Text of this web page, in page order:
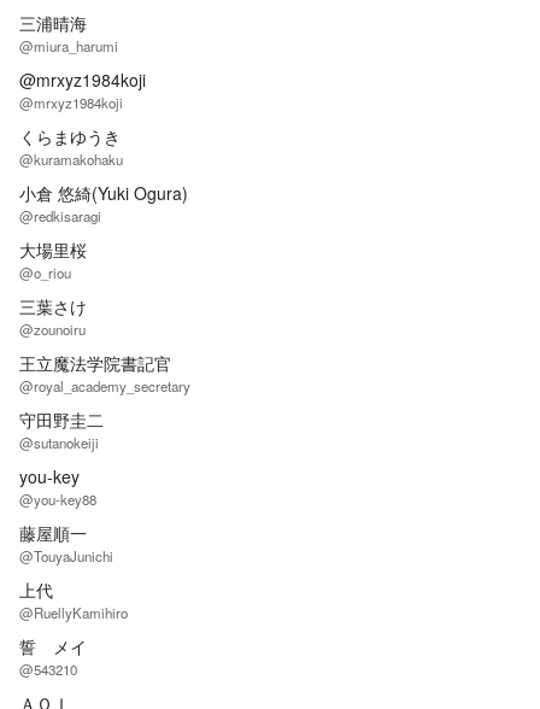
三浦晴海
@miura_harumi
@mrxyz1984koji
@mrxyz1984koji
くらまゆうき
@kuramakohaku
小倉 悠綺(Yuki Ogura)
@redkisaragi
大場里桜
@o_riou
三葉さけ
@zounoiru
王立魔法学院書記官
@royal_academy_secretary
守田野圭二
@sutanokeiji
you-key
@you-key88
藤屋順一
@TouyaJunichi
上代
@RuellyKamihiro
誓 メイ
@543210
ＡＯＩ